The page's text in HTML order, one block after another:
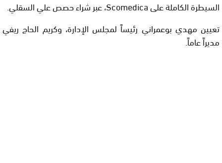
السيطرة الكاملة على Scomedica، عبر شراء حصص علي السقلي.
تعيين مهدي بوعمراني رئيساً لمجلس الإدارة، وكريم الحاج ريفي
مديراً عاماً.